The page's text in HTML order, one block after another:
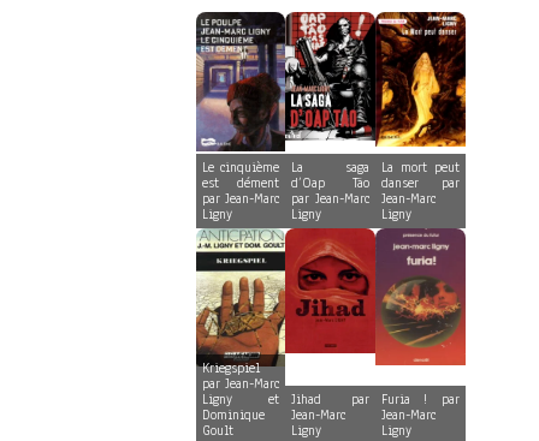
Le cinquième
est dément
par Jean-Marc
Ligny
La saga
d’Oap Täo
par Jean-Marc
Ligny
La mort peut
danser par
Jean-Marc
Ligny
Kriegspiel
par Jean-Marc
Ligny et
Dominique
Goult
Jihad par
Jean-Marc
Ligny
Furia ! par
Jean-Marc
Ligny